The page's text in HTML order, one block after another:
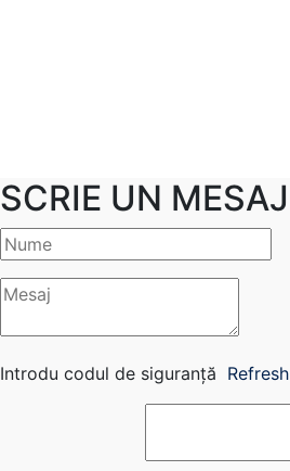
SCRIE UN MESAJ
Introdu codul de siguranță Refresh